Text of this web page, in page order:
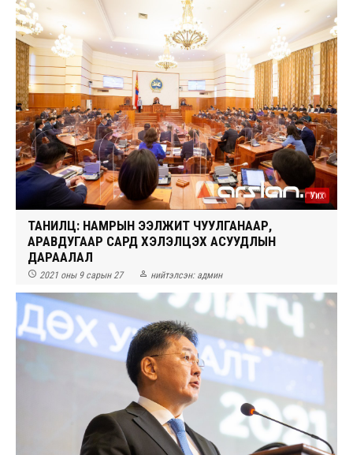
Уих
ТАНИЛЦ: НАМРЫН ЭЭЛЖИТ ЧУУЛГАНААР,
АРАВДУГААР САРД ХЭЛЭЛЦЭХ АСУУДЛЫН
ДАРААЛАЛ
 2021 оны 9 сарын 27  нийтэлсэн: админ